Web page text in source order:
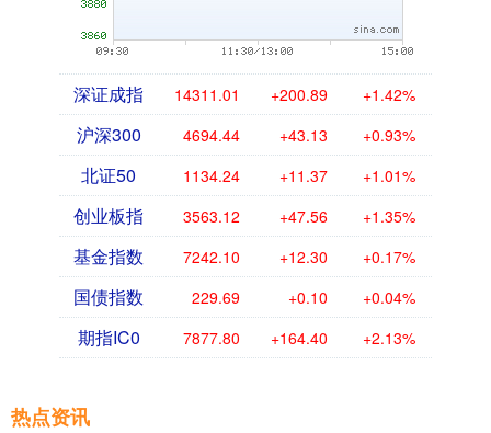
深证成指 14311.01 +200.89 +1.42%
沪深300 4694.44 +43.13 +0.93%
北证50 1134.24 +11.37 +1.01%
创业板指 3563.12 +47.56 +1.35%
基金指数 7242.10 +12.30 +0.17%
国债指数 229.69 +0.10 +0.04%
期指IC0 7877.80 +164.40 +2.13%
热点资讯